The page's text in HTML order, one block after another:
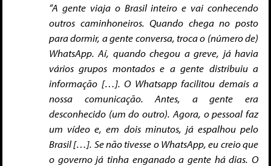
“A gente viaja o Brasil inteiro e vai conhecendo
outros caminhoneiros. Quando chega no posto
para dormir, a gente conversa, troca o (número de)
WhatsApp. Aí, quando chegou a greve, já havia
vários grupos montados e a gente distribuiu a
informação […]. O Whatsapp facilitou demais a
nossa comunicação. Antes, a gente era
desconhecido (um do outro). Agora, o pessoal faz
um vídeo e, em dois minutos, já espalhou pelo
Brasil […]. Se não tivesse o WhatsApp, eu creio que
o governo já tinha enganado a gente há dias. O